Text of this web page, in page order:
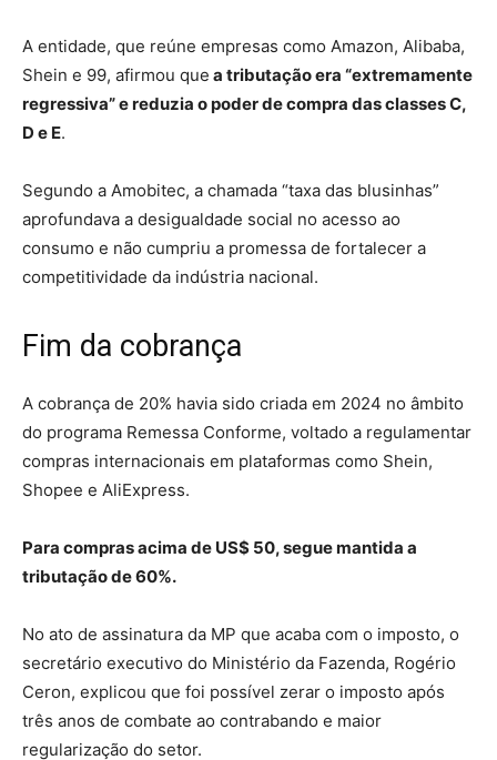
A entidade, que reúne empresas como Amazon, Alibaba,
Shein e 99, afirmou que a tributação era “extremamente
regressiva” e reduzia o poder de compra das classes C,
D e E.
Segundo a Amobitec, a chamada “taxa das blusinhas”
aprofundava a desigualdade social no acesso ao
consumo e não cumpriu a promessa de fortalecer a
competitividade da indústria nacional.
Fim da cobrança
A cobrança de 20% havia sido criada em 2024 no âmbito
do programa Remessa Conforme, voltado a regulamentar
compras internacionais em plataformas como Shein,
Shopee e AliExpress.
Para compras acima de US$ 50, segue mantida a
tributação de 60%.
No ato de assinatura da MP que acaba com o imposto, o
secretário executivo do Ministério da Fazenda, Rogério
Ceron, explicou que foi possível zerar o imposto após
três anos de combate ao contrabando e maior
regularização do setor.